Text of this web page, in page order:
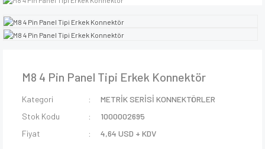
M8 4 Pin Panel Tipi Erkek Konnektör
Kategori
METRİK SERİSİ KONNEKTÖRLER
Stok Kodu
1000002695
Fiyat
4,64 USD + KDV